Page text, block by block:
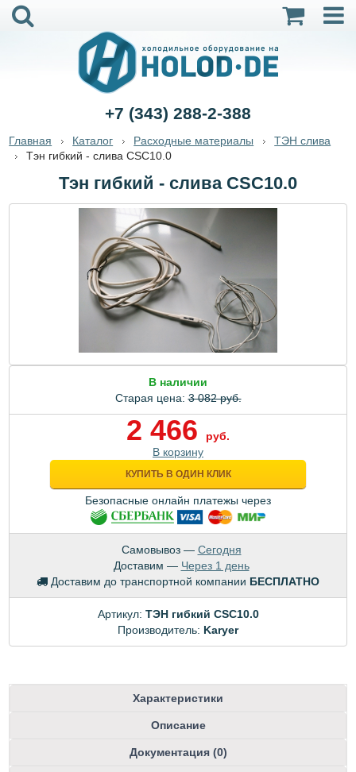
+7 (343) 288-2-388
Главная Каталог Расходные материалы
ТЭН слива
Тэн гибкий - слива CSC10.0
Тэн гибкий - слива CSC10.0
В наличии
Старая цена:3 082 руб.
2 466
руб.
В корзину
КУПИТЬ В ОДИН КЛИК
Безопасные онлайн платежы через
Самовывоз — Сегодня
Доставим — Через 1 день
Доставим до транспортной компании БЕСПЛАТНО
Артикул: ТЭН гибкий CSC10.0
Производитель: Karyer
Характеристики
Описание
Документация (0)